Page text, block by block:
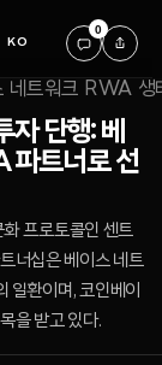
KO
0
단행: 베
파트너로 선
프로토콜인 센트
너십은 베이스 네트
일환이며, 코인베이
을 받고 있다.